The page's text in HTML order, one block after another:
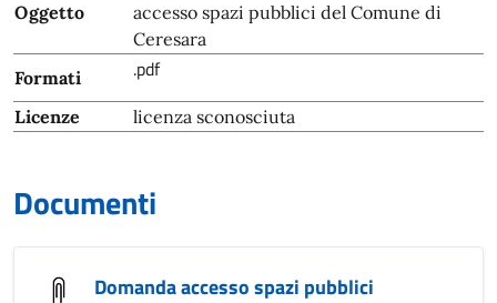
Oggetto
accesso spazi pubblici del Comune di
Ceresara
Formati
.pdf
Licenze licenza sconosciuta
Documenti
Domanda accesso spazi pubblici